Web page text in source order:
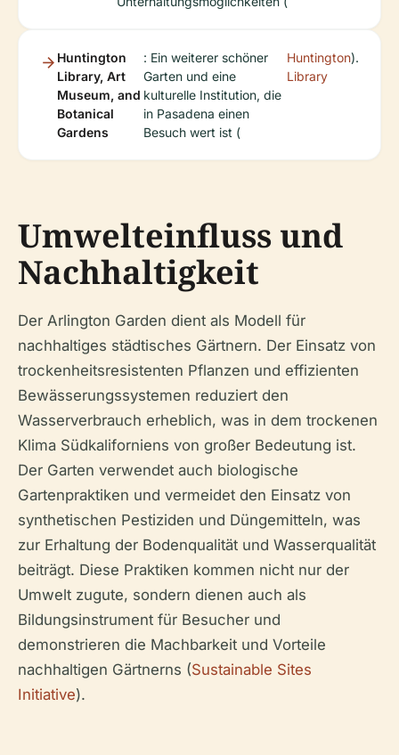
Huntington
Library, Art
Museum, and
Botanical
Gardens
: Ein weiterer schöner
Garten und eine
kulturelle Institution, die
in Pasadena einen
Besuch wert ist (
Huntington
Library
).
Umwelteinfluss und
Nachhaltigkeit
Der Arlington Garden dient als Modell für
nachhaltiges städtisches Gärtnern. Der Einsatz von
trockenheitsresistenten Pflanzen und effizienten
Bewässerungssystemen reduziert den
Wasserverbrauch erheblich, was in dem trockenen
Klima Südkaliforniens von großer Bedeutung ist.
Der Garten verwendet auch biologische
Gartenpraktiken und vermeidet den Einsatz von
synthetischen Pestiziden und Düngemitteln, was
zur Erhaltung der Bodenqualität und Wasserqualität
beiträgt. Diese Praktiken kommen nicht nur der
Umwelt zugute, sondern dienen auch als
Bildungsinstrument für Besucher und
demonstrieren die Machbarkeit und Vorteile
nachhaltigen Gärtnerns (Sustainable Sites
Initiative).